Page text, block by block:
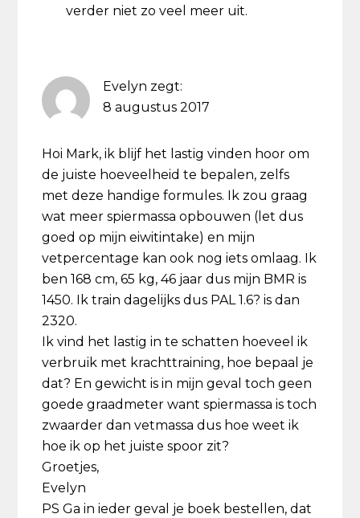
verder niet zo veel meer uit.
Evelyn zegt:
8 augustus 2017
Hoi Mark, ik blijf het lastig vinden hoor om
de juiste hoeveelheid te bepalen, zelfs
met deze handige formules. Ik zou graag
wat meer spiermassa opbouwen (let dus
goed op mijn eiwitintake) en mijn
vetpercentage kan ook nog iets omlaag. Ik
ben 168 cm, 65 kg, 46 jaar dus mijn BMR is
1450. Ik train dagelijks dus PAL 1.6? is dan
2320.
Ik vind het lastig in te schatten hoeveel ik
verbruik met krachttraining, hoe bepaal je
dat? En gewicht is in mijn geval toch geen
goede graadmeter want spiermassa is toch
zwaarder dan vetmassa dus hoe weet ik
hoe ik op het juiste spoor zit?
Groetjes,
Evelyn
PS Ga in ieder geval je boek bestellen, dat